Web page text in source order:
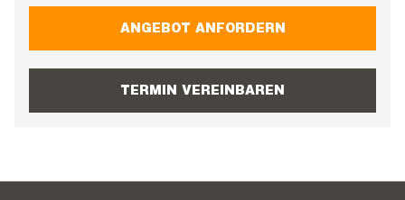
ANGEBOT ANFORDERN
TERMIN VEREINBAREN